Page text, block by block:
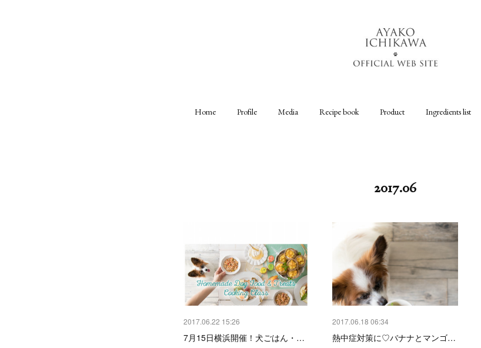
Home Profile Media Recipe book Product Ingredients list
2017.06
2017.06.22 15:26
7月15日横浜開催！犬ごはん・…
2017.06.18 06:34
熱中症対策に♡バナナとマンゴ…